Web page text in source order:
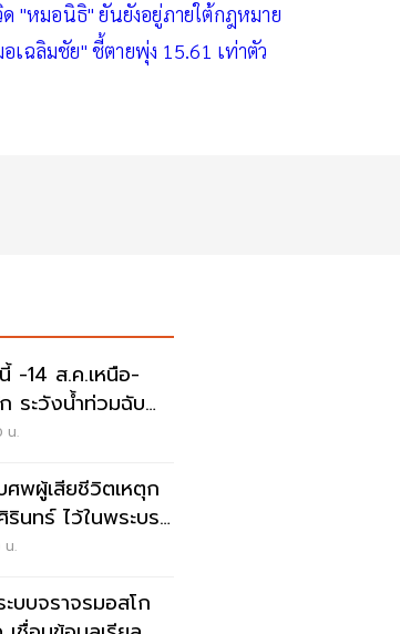
"หมอนิธิ" ยันยังอยู่ภายใต้กฎหมาย
เฉลิมชัย" ชี้ตายพุ่ง 15.61 เท่าตัว
-14 ส.ค.เหนือ-
ระวังน้ำท่วมฉับ
ก
น.
พผู้เสียชีวิตเหตุก
นทร์ ไว้ในพระบรม
น.
บบจราจรมอสโก